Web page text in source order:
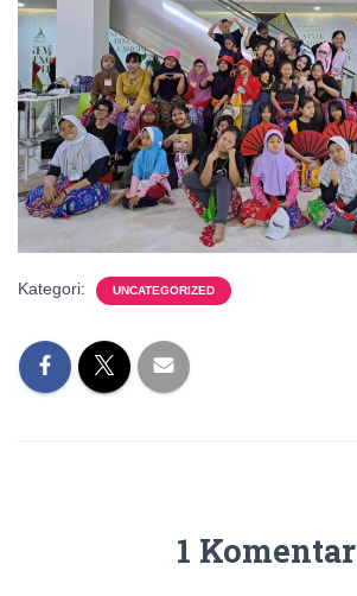
Kategori: UNCATEGORIZED
1 Komentar